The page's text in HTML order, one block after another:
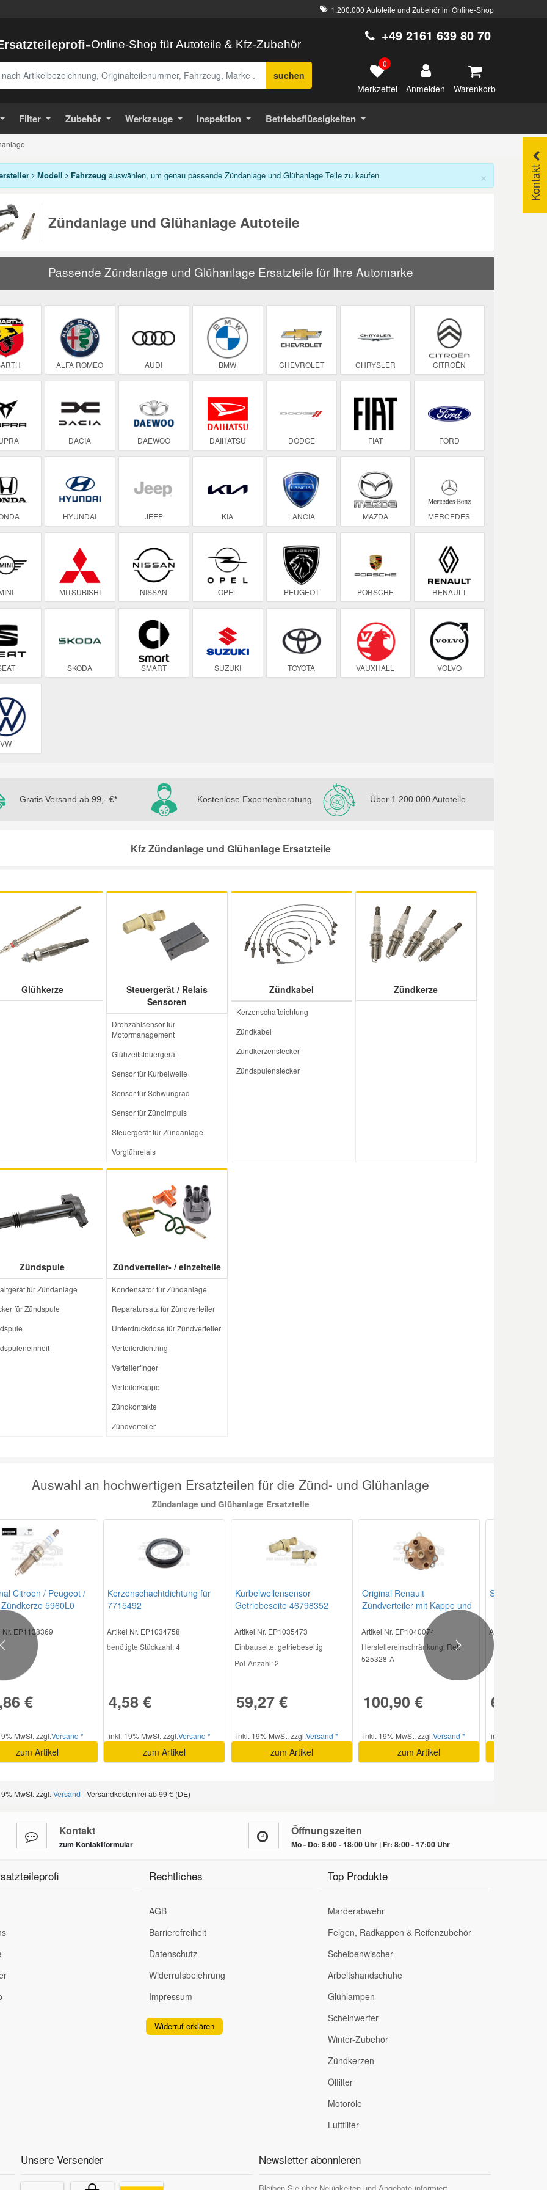
1.200.000 Autoteile und Zubehör im Online-Shop
-Online-Shop für Autoteile & Kfz-Zubehör
suchen
+49 2161 639 80 70
0
Merkzettel Anmelden Warenkorb
Filter Zubehör Werkzeuge Inspektion Betriebsflüssigkeiten
Kontakt
×
Modell Fahrzeug auswählen, um genau passende Zündanlage und Glühanlage Teile zu kaufen
Zündanlage und Glühanlage Autoteile
Passende Zündanlage und Glühanlage Ersatzteile für Ihre Automarke
ALFA ROMEO AUDI BMW CHEVROLET CHRYSLER CITROËN
DACIA DAEWOO DAIHATSU DODGE FIAT FORD
HYUNDAI JEEP KIA LANCIA MAZDA MERCEDES
MITSUBISHI NISSAN OPEL PEUGEOT PORSCHE RENAULT
SKODA SMART SUZUKI TOYOTA VAUXHALL VOLVO
VW
Gratis Versand ab 99,- €* Kostenlose Expertenberatung Über 1.200.000 Autoteile
Kfz Zündanlage und Glühanlage Ersatzteile
Glühkerze
Steuergerät / Relais
Sensoren
Drehzahlsensor für
Motormanagement
Glühzeitsteuergerät
Sensor für Kurbelwelle
Sensor für Schwungrad
Sensor für Zündimpuls
Steuergerät für Zündanlage
Vorglührelais
Zündkabel
Kerzenschaftdichtung
Zündkabel
Zündkerzenstecker
Zündspulenstecker
Zündkerze
Zündspule
für Zündanlage
für Zündspule
Zündverteiler- / einzelteile
Kondensator für Zündanlage
Reparatursatz für Zündverteiler
Unterdruckdose für Zündverteiler
Verteilerdichtring
Verteilerfinger
Verteilerkappe
Zündkontakte
Zündverteiler
Auswahl an hochwertigen Ersatzteilen für die Zünd- und Glühanlage
Zündanlage und Glühanlage Ersatzteile
Citroen / Peugeot /
5960L0
Nr. EP1138369
€
MwSt. zzgl.Versand *
zum Artikel
Kerzenschachtdichtung für
7715492
Artikel Nr. EP1034758
benötigte Stückzahl:4
4,58 €
inkl. 19% MwSt. zzgl.Versand *
zum Artikel
Kurbelwellensensor
Getriebeseite 46798352
Artikel Nr. EP1035473
Einbauseite:getriebeseitig
Pol-Anzahl:2
59,27 €
inkl. 19% MwSt. zzgl.Versand *
zum Artikel
Original Renault
Zündverteiler mit Kappe und
Rotor 7700716091
Artikel Nr. EP1040074
Herstellereinschränkung: Ref:
525328-A
100,90 €
inkl. 19% MwSt. zzgl.Versand *
zum Artikel
Artikel Nr.
61,92 €
inkl. 19% MwSt.
Previous Next
MwSt. zzgl. Versand - Versandkostenfrei ab 99 € (DE)
Kontakt
zum Kontaktformular
Öffnungszeiten
Mo - Do: 8:00 - 18:00 Uhr | Fr: 8:00 - 17:00 Uhr
Rechtliches
AGB
Barrierefreiheit
Datenschutz
Widerrufsbelehrung
Impressum
Widerruf erklären
Top Produkte
Marderabwehr
Felgen, Radkappen & Reifenzubehör
Scheibenwischer
Arbeitshandschuhe
Glühlampen
Scheinwerfer
Winter-Zubehör
Zündkerzen
Ölfilter
Motoröle
Luftfilter
Unsere Versender Newsletter abonnieren
Bleiben Sie über Neuigkeiten und Angebote informiert.